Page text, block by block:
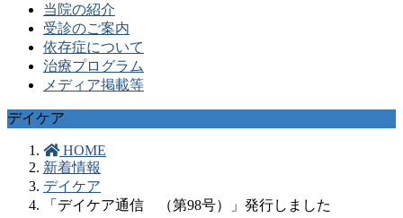
当院の紹介
受診のご案内
依存症について
治療プログラム
メディア掲載等
デイケア
HOME
新着情報
デイケア
「デイケア通信 （第98号）」発行しました